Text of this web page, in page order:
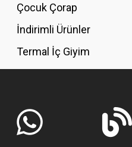
Çocuk Çorap
İndirimli Ürünler
Termal İç Giyim